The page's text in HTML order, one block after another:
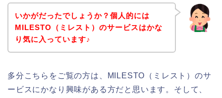
いかがだったでしょうか？個人的には
MILESTO（ミレスト）のサービスはかな
り気に入っています♪
多分こちらをご覧の方は、MILESTO（ミレスト）のサ
ービスにかなり興味がある方だと思います。そして、